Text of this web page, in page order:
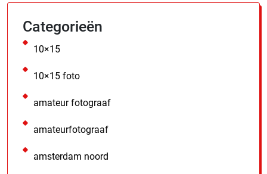
Categorieën
10×15
10×15 foto
amateur fotograaf
amateurfotograaf
amsterdam noord